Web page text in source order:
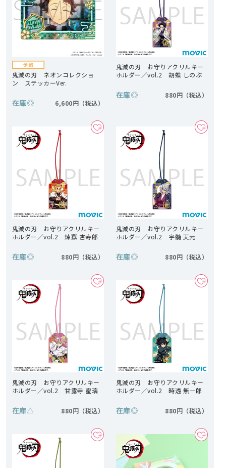
鬼滅の刃 ネオンコレクショ
ン ステッカーVer.
在庫◎ 6,600円
鬼滅の刃 お守りアクリルキー
ホルダー／vol.2 胡蝶 しのぶ
在庫◎ 880円
鬼滅の刃 お守りアクリルキー
ホルダー／vol.2 煉獄 杏寿郎
在庫◎ 880円
鬼滅の刃 お守りアクリルキー
ホルダー／vol.2 宇髄 天元
在庫◎ 880円
鬼滅の刃 お守りアクリルキー
ホルダー／vol.2 甘露寺 蜜璃
在庫△ 880円
鬼滅の刃 お守りアクリルキー
ホルダー／vol.2 時透 無一郎
在庫◎ 880円